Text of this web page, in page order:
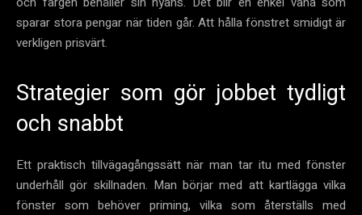
sparar stora pengar när tiden går. Att hålla fönstret smidigt är
verkligen prisvärt.
Strategier som gör jobbet tydligt
och snabbt
Ett praktisch tillvägagångssätt när man tar itu med fönster
underhåll gör skillnaden. Man börjar med att kartlägga vilka
fönster som behöver priming, vilka som återställs med